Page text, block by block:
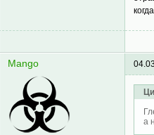
Mango
а